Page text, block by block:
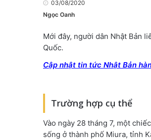
03/08/2020
Ngọc Oanh
Mới đây, người dân Nhật Bản
Quốc.
Cập nhật tin tức Nhật Bản
Trường hợp cụ thể
Vào ngày 28 tháng 7, một
sống ở thành phố Miura, tỉnh